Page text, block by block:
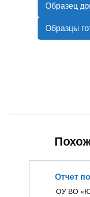
Образец
Образцы
Отчет
ОУ ВО